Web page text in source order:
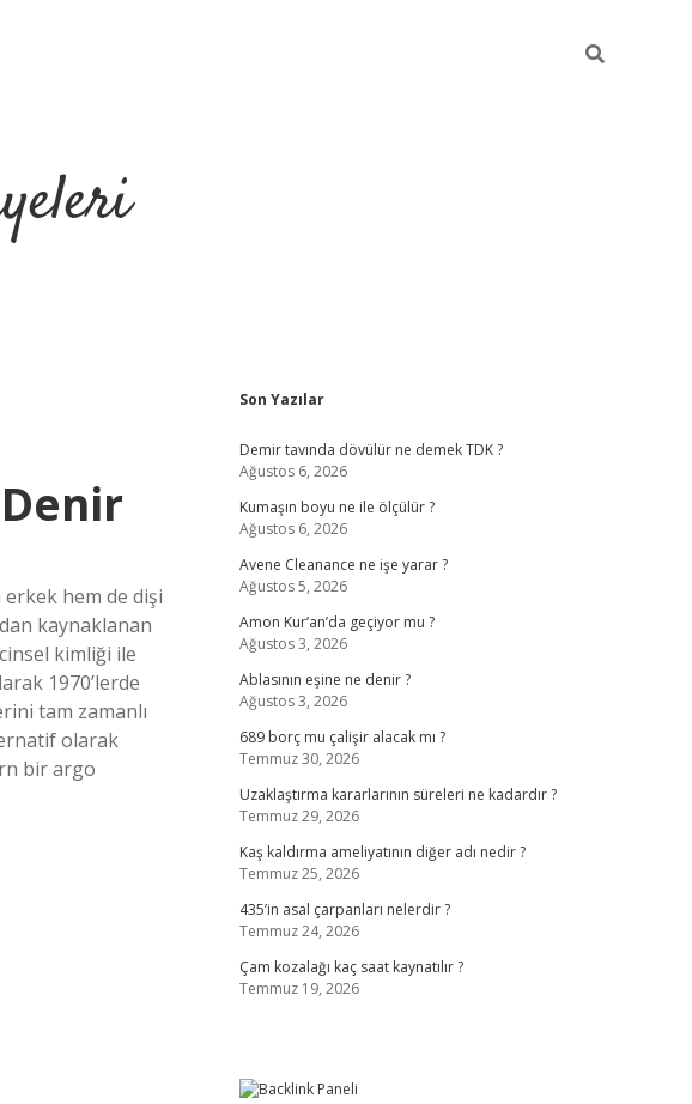
hem de dişi
kaynaklanan
kimliği ile
1970’lerde
tam zamanlı
olarak
bir argo
Sidebar
Son Yazılar
Demir tavında dövülür ne demek TDK ?
Ağustos 6, 2026
Kumaşın boyu ne ile ölçülür ?
Ağustos 6, 2026
Avene Cleanance ne işe yarar ?
Ağustos 5, 2026
Amon Kur’an’da geçiyor mu ?
Ağustos 3, 2026
Ablasının eşine ne denir ?
Ağustos 3, 2026
689 borç mu çalişir alacak mı ?
Temmuz 30, 2026
Uzaklaştırma kararlarının süreleri ne kadardır ?
Temmuz 29, 2026
Kaş kaldırma ameliyatının diğer adı nedir ?
Temmuz 25, 2026
435’in asal çarpanları nelerdir ?
Temmuz 24, 2026
Çam kozalağı kaç saat kaynatılır ?
Temmuz 19, 2026
hiltonbetBetexper giriş adresi